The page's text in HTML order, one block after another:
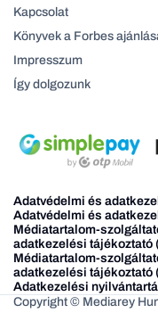
Kapcsolat
Könyvek a Forbes
Impresszum
Így dolgozunk
Adatvédelmi és
Adatvédelmi és
Médiatartalom-
adatkezelési tájékoztató
Médiatartalom-
adatkezelési tájékoztató
Adatkezelési
Copyright © Mediarey